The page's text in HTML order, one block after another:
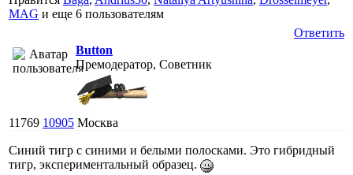
MAG и еще 6 пользователям
Ответить
Button
Премодератор, Советник
11769 10905 Москва
Синий тигр с синими и белыми полосками. Это гибридный
тигр, экспериментальный образец.